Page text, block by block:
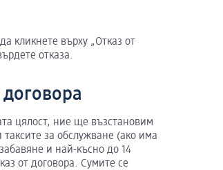
кликнете върху „Отказ от
отказа.
цялост, ние ще възстановим
за обслужване (ако има
и най-късно до 14
от договора. Сумите се